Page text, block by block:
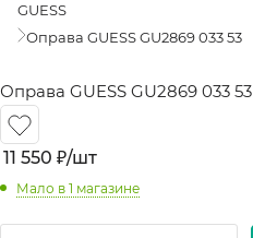
GUESS
Оправа GUESS GU2869 033 53
Оправа GUESS GU2869 033 53
11 550 ₽/шт
Мало в 1 магазине